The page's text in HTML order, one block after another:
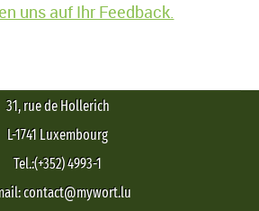
uns auf Ihr Feedback.
31, rue de Hollerich
L-1741 Luxembourg
Tel.:(+352) 4993-1
contact@mywort.lu